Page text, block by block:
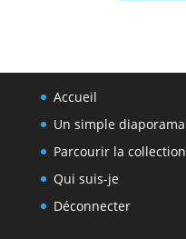
Accueil
Un simple diaporama
Parcourir la collection
Qui suis-je
Déconnecter